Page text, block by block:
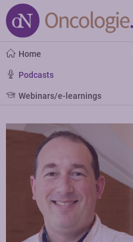
Home
Podcasts
Webinars/e-learnings